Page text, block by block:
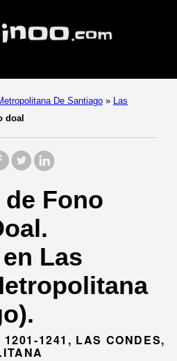
De Santiago »
Las
doal
Fono
Las
1241, LAS CONDES,